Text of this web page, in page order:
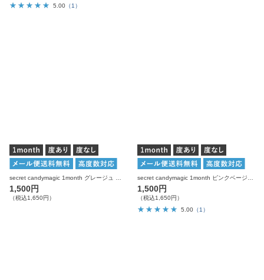
5.00 （1）
secret candymagic 1month グレージュ 度あり 度なし 1枚入り×2箱 計2枚 シークレットキャンディーマジック カラコン
1,500円
（税込1,650円）
secret candymagic 1month ピンクベージュ 度あり 度なし 1枚入り×2箱 計2枚 シークレットキャンディーマジック カラコン
1,500円
（税込1,650円）
5.00 （1）